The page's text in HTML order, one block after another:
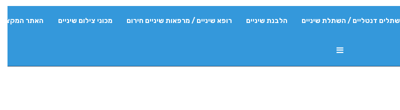
שתלים דנטליים / השתלת שיניים הלבנת שיניים רופא שיניים / מרפאות שיניים חירום מכוני צילום שיניים האתר